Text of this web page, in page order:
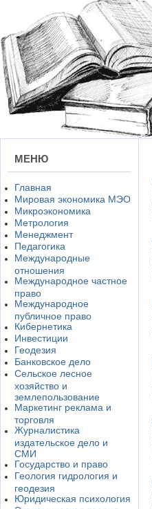
МЕНЮ
Главная
Мировая экономика МЭО
Микроэкономика
Метрология
Менеджмент
Педагогика
Международные
отношения
Международное частное
право
Международное
публичное право
Кибернетика
Инвестиции
Геодезия
Банковское дело
Сельское лесное
хозяйство и
землепользование
Маркетинг реклама и
торговля
Журналистика
издательское дело и
СМИ
Государство и право
Геология гидрология и
геодезия
Юридическая психология